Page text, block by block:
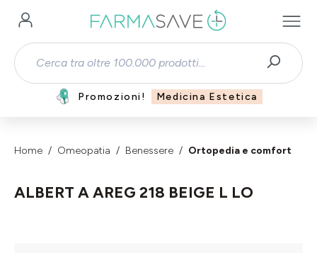
Passa al contenuto principale
Promozioni! Medicina Estetica
Home Omeopatia Benessere Ortopedia e comfort
ALBERT A AREG 218 BEIGE L LO